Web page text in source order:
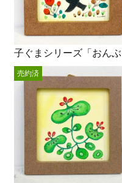
売約済